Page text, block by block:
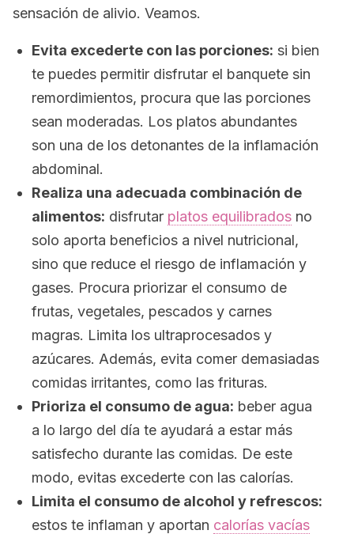
sensación de alivio. Veamos.
Evita excederte con las porciones: si bien
te puedes permitir disfrutar el banquete sin
remordimientos, procura que las porciones
sean moderadas. Los platos abundantes
son una de los detonantes de la inflamación
abdominal.
Realiza una adecuada combinación de
alimentos: disfrutar platos equilibrados no
solo aporta beneficios a nivel nutricional,
sino que reduce el riesgo de inflamación y
gases. Procura priorizar el consumo de
frutas, vegetales, pescados y carnes
magras. Limita los ultraprocesados y
azúcares. Además, evita comer demasiadas
comidas irritantes, como las frituras.
Prioriza el consumo de agua: beber agua
a lo largo del día te ayudará a estar más
satisfecho durante las comidas. De este
modo, evitas excederte con las calorías.
Limita el consumo de alcohol y refrescos:
estos te inflaman y aportan calorías vacías